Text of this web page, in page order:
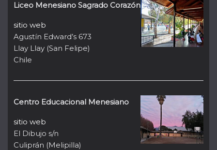
Liceo Menesiano Sagrado Corazón
sitio web
Agustín Edward’s 673
Llay Llay (San Felipe)
Chile
Centro Educacional Menesiano
sitio web
El Dibujo s/n
Culiprán (Melipilla)